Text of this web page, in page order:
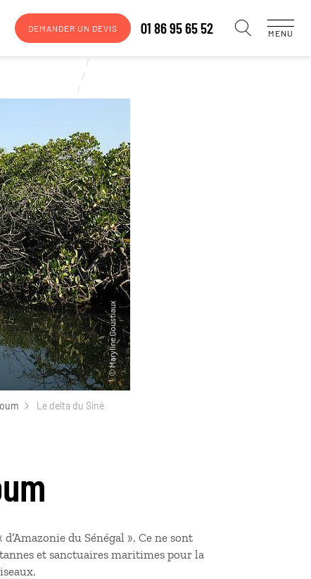
DEMANDER UN DEVIS 01 86 95 65 52 MENU
Le delta du Siné
du Sénégal ». Ce ne sont
et sanctuaires maritimes pour la